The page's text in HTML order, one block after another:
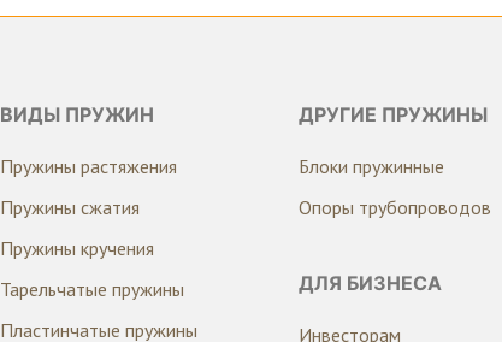
ВИДЫ ПРУЖИН
Пружины растяжения
Пружины сжатия
Пружины кручения
Тарельчатые пружины
Пластинчатые пружины
ДРУГИЕ ПРУЖИНЫ
Блоки пружинные
Опоры трубопроводов
ДЛЯ БИЗНЕСА
Инвесторам